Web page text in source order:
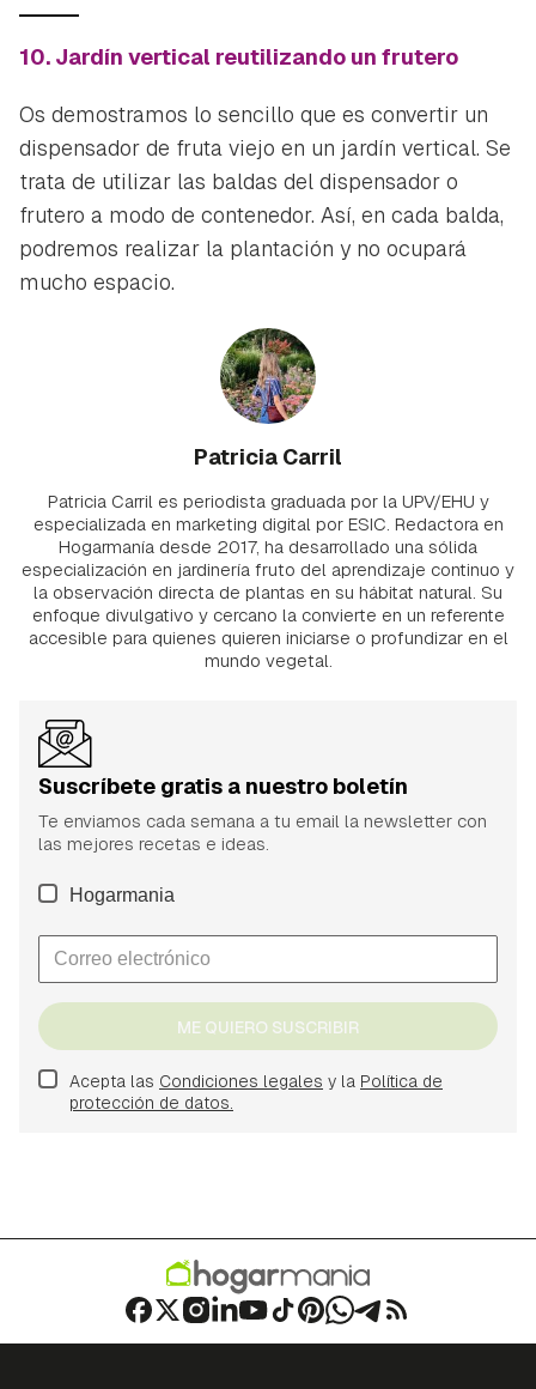
10. Jardín vertical reutilizando un frutero
Os demostramos lo sencillo que es convertir un
dispensador de fruta viejo en un jardín vertical. Se
trata de utilizar las baldas del dispensador o
frutero a modo de contenedor. Así, en cada balda,
podremos realizar la plantación y no ocupará
mucho espacio.
Patricia Carril
Patricia Carril es periodista graduada por la UPV/EHU y
especializada en marketing digital por ESIC. Redactora en
Hogarmanía desde 2017, ha desarrollado una sólida
especialización en jardinería fruto del aprendizaje continuo y
la observación directa de plantas en su hábitat natural. Su
enfoque divulgativo y cercano la convierte en un referente
accesible para quienes quieren iniciarse o profundizar en el
mundo vegetal.
Suscríbete gratis a nuestro boletín
Te enviamos cada semana a tu email la newsletter con
las mejores recetas e ideas.
Hogarmania
ME QUIERO SUSCRIBIR
Acepta las Condiciones legales y la Política de
protección de datos.